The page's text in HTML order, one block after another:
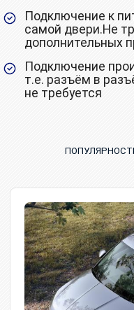
Подключение к
самой двери.Не
дополнительных
Подключение
т.е. разъём в
не требуется